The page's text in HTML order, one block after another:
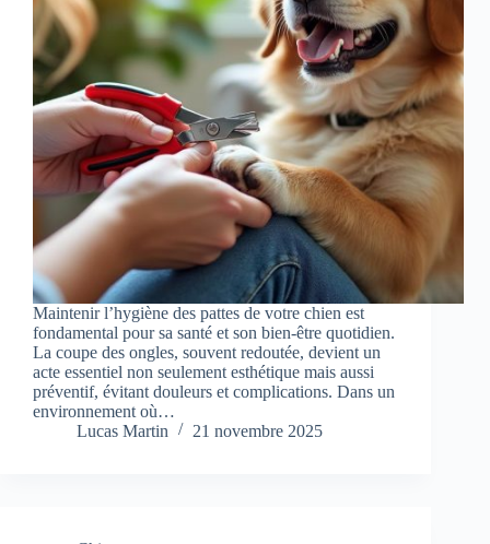
Maintenir l’hygiène des pattes de votre chien est
fondamental pour sa santé et son bien-être quotidien.
La coupe des ongles, souvent redoutée, devient un
acte essentiel non seulement esthétique mais aussi
préventif, évitant douleurs et complications. Dans un
environnement où…
Lucas Martin
21 novembre 2025